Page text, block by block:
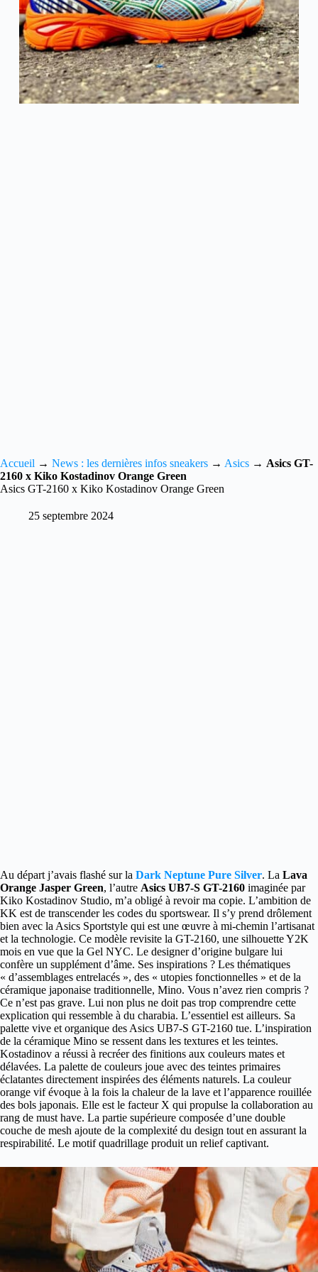
Accueil → News : les dernières infos sneakers → Asics → Asics GT-
2160 x Kiko Kostadinov Orange Green
Asics GT-2160 x Kiko Kostadinov Orange Green
25 septembre 2024
Au départ j’avais flashé sur la Dark Neptune Pure Silver. La Lava
Orange Jasper Green, l’autre Asics UB7-S GT-2160 imaginée par
Kiko Kostadinov Studio, m’a obligé à revoir ma copie. L’ambition de
KK est de transcender les codes du sportswear. Il s’y prend drôlement
bien avec la Asics Sportstyle qui est une œuvre à mi-chemin l’artisanat
et la technologie. Ce modèle revisite la GT-2160, une silhouette Y2K
mois en vue que la Gel NYC. Le designer d’origine bulgare lui
confère un supplément d’âme. Ses inspirations ? Les thématiques
« d’assemblages entrelacés », des « utopies fonctionnelles » et de la
céramique japonaise traditionnelle, Mino. Vous n’avez rien compris ?
Ce n’est pas grave. Lui non plus ne doit pas trop comprendre cette
explication qui ressemble à du charabia. L’essentiel est ailleurs. Sa
palette vive et organique des Asics UB7-S GT-2160 tue. L’inspiration
de la céramique Mino se ressent dans les textures et les teintes.
Kostadinov a réussi à recréer des finitions aux couleurs mates et
délavées. La palette de couleurs joue avec des teintes primaires
éclatantes directement inspirées des éléments naturels. La couleur
orange vif évoque à la fois la chaleur de la lave et l’apparence rouillée
des bols japonais. Elle est le facteur X qui propulse la collaboration au
rang de must have. La partie supérieure composée d’une double
couche de mesh ajoute de la complexité du design tout en assurant la
respirabilité. Le motif quadrillage produit un relief captivant.